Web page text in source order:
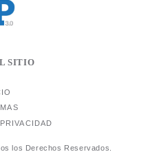
SITIO
los Derechos Reservados.